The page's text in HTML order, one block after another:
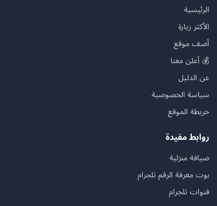
الرئيسية
الأكثر زيارة
أضف موقع
💰 أعلن معنا
عن الدليل
سياسة الخصوصية
خريطة الموقع
روابط مفيدة
ضيافة منزلية
بوت معرفة الرقم تلجرام
قنوات تلجرام